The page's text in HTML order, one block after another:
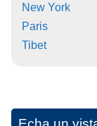
New York
Paris
Tibet